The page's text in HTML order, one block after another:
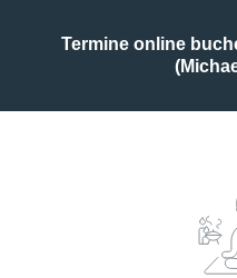
Termine online